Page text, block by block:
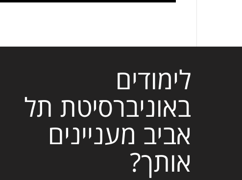
לימודים
באוניברסיטת תל
אביב מעניינים
אותך?